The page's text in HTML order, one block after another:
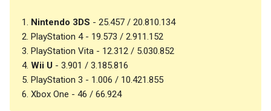
1. Nintendo 3DS - 25.457 / 20.810.134
2. PlayStation 4 - 19.573 / 2.911.152
3. PlayStation Vita - 12.312 / 5.030.852
4. Wii U - 3.901 / 3.185.816
5. PlayStation 3 - 1.006 / 10.421.855
6. Xbox One - 46 / 66.924